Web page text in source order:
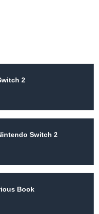
2
Switch 2
Book